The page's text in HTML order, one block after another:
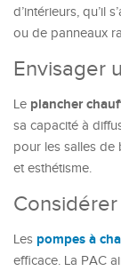
d’intérieurs, qu’il
ou de panneaux
Envisager
Le plancher
sa capacité à
pour les salles de
et esthétisme.
Les pompes à
efficace. La PAC